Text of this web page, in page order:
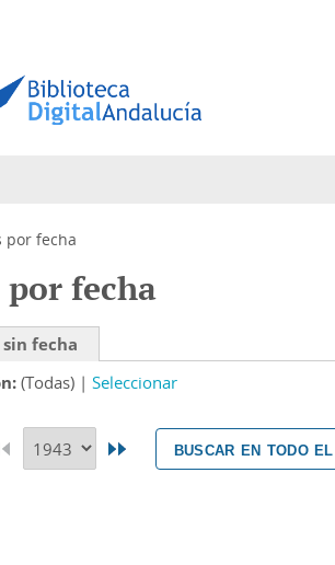
por fecha
fecha
fecha
(Todas) Seleccionar
buscar en todo